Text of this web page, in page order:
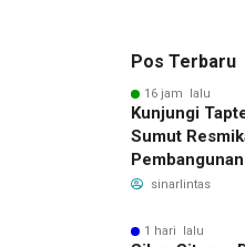
Pos Terbaru
16 jam lalu
Kunjungi
Sumut
Benahi Empat
sinarlintas
1 hari lalu